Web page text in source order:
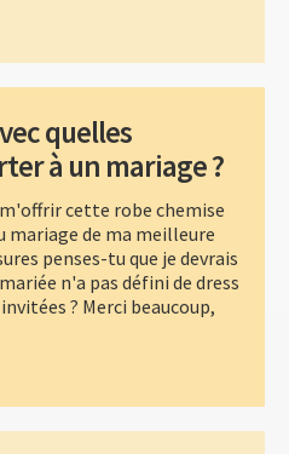
quelles
à un mariage ?
cette robe chemise
mariage de ma meilleure
penses-tu que je devrais
n'a pas défini de dress
? Merci beaucoup,